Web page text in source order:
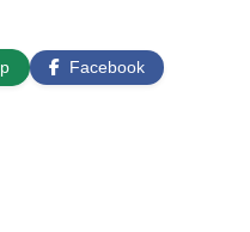
Facebook